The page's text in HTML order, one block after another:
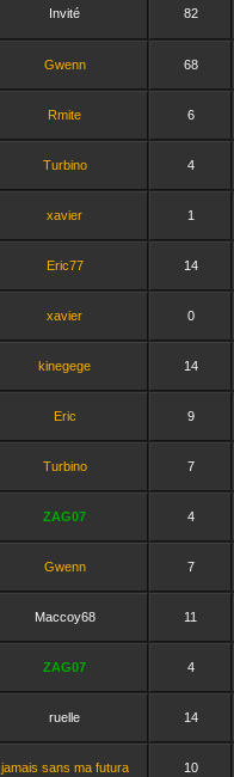
Invité 82
Gwenn 68
Rmite 6
Turbino 4
xavier 1
Eric77 14
xavier 0
kinegege 14
Eric 9
Turbino 7
ZAG07 4
Gwenn 7
Maccoy68 11
ZAG07 4
ruelle 14
jamais sans ma futura 10